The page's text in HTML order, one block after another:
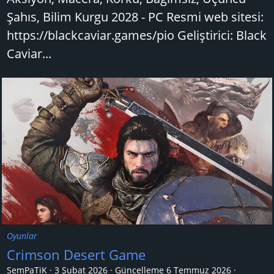
Şahıs, Bilim Kurgu 2028 - PC Resmi web sitesi:
https://blackcaviar.games/pio Geliştirici: Black
Caviar...
Oyunlar
Crimson Desert Game
SemPaTiK 3 Şubat 2026 Güncelleme 6 Temmuz 2026